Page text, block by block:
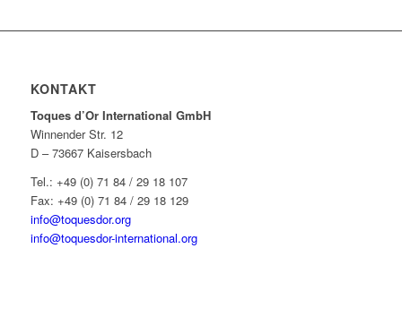
KONTAKT
Toques d’Or International GmbH
Winnender Str. 12
D – 73667 Kaisersbach
Tel.: +49 (0) 71 84 / 29 18 107
Fax: +49 (0) 71 84 / 29 18 129
info@toquesdor.org
info@toquesdor-international.org